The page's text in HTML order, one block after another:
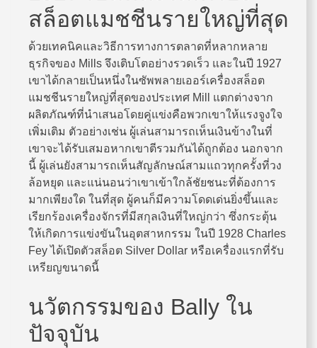
สล็อตแมชชีนรายใหญ่ที่สุด
ด้วยเทคนิคและวิธีการทางการตลาดที่หลากหลาย
ธุรกิจของ Mills จึงเติบโตอย่างรวดเร็ว และในปี 1927
เขาได้กลายเป็นหนึ่งในซัพพลายเออร์เครื่องสล็อต
แมชชีนรายใหญ่ที่สุดของประเทศ Mill แตกต่างจาก
ผลิตภัณฑ์ที่นำเสนอโดยคู่แข่งคือพวกเขาให้แรงจูงใจ
เพิ่มเติม ตัวอย่างเช่น ผู้เล่นสามารถเห็นเงินข้างในที่
เขาจะได้รับเสมอหากเขาตีรวมกันได้ถูกต้อง นอกจาก
นี้ ผู้เล่นยังสามารถเห็นสัญลักษณ์สามแถวทุกครั้งที่วง
ล้อหยุด และแน่นอนว่าเขาเข้าใกล้ชัยชนะที่ต้องการ
มากเพียงใด ในที่สุด ผู้คนก็มีความโดดเด่นยิ่งขึ้นและ
เรียกร้องเครื่องจักรที่มีสกุลเงินที่ใหญ่กว่า ซึ่งกระตุ้น
ให้เกิดการแข่งขันในอุตสาหกรรม ในปี 1928 Charles
Fey ได้เปิดตัวสล็อต Silver Dollar หรือเครื่องแรกที่รับ
เหรียญขนาดนี้
นวัตกรรมของ Bally ใน
ปัจจุบัน